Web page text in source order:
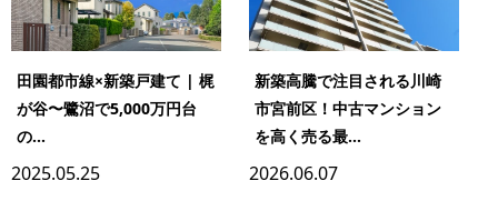
田園都市線×新築戸建て | 梶
が谷〜鷺沼で5,000万円台
の...
2025.05.25
新築高騰で注目される川崎
市宮前区！中古マンション
を高く売る最...
2026.06.07